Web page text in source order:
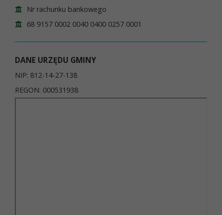
Nr rachunku bankowego
68 9157 0002 0040 0400 0257 0001
DANE URZĘDU GMINY
NIP: 812-14-27-138
REGON: 000531938